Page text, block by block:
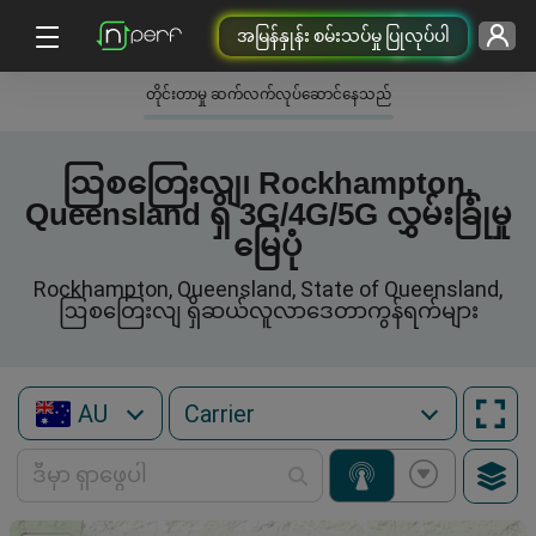
အမြန်နှုန်း စမ်းသပ်မှု ပြုလုပ်ပါ
တိုင်းတာမှု ဆက်လက်လုပ်ဆောင်နေသည်
ဩစတြေးလျ၊ Rockhampton,
Queensland ရှိ 3G/4G/5G လွှမ်းခြုံမှု
မြေပုံ
Rockhampton, Queensland, State of Queensland,
ဩစတြေးလျ ရှိဆယ်လူလာဒေတာကွန်ရက်များ
AU